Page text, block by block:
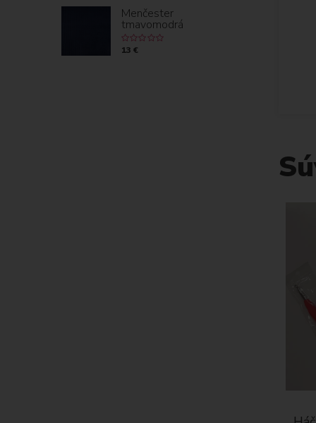
Menčester
tmavomodrá
13 €